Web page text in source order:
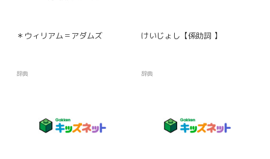
＊ウィリアム＝アダムズ
辞典
けいじょし【係助詞 】
辞典